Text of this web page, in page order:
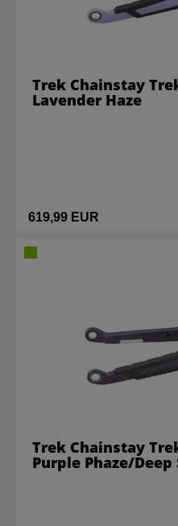
619,99 EUR
Trek Chainstay
Lavender Haze
Trek Chainstay
Purple Phaze/Deep